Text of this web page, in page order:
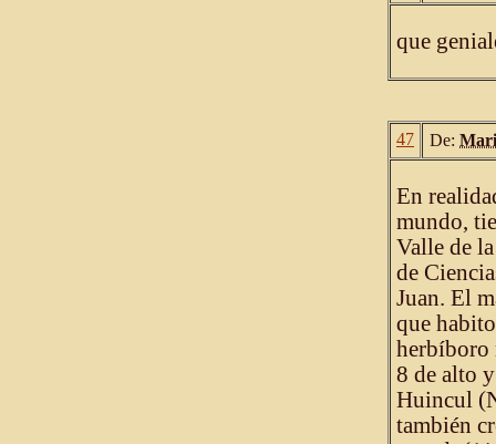
que
47 De:
En
mundo,
Valle de
de
Juan. El
que
herbíboro
8 de alto
Huincul
también